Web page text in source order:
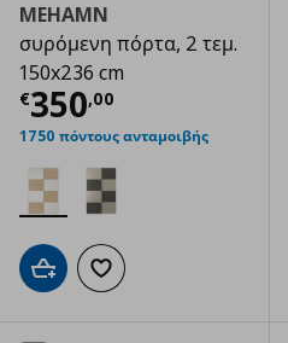
MEHAMN
συρόμενη πόρτα, 2 τεμ.
150x236 cm
€350,00
Τρέχουσα τιμή
1750 πόντους ανταμοιβής
Προσθήκη στο καλάθι
Προσθήκη στα αγαπημένα